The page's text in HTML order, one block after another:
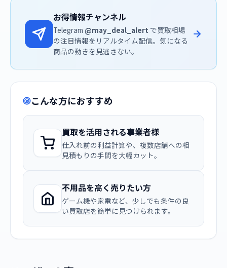
お得情報チャンネル
Telegram @may_deal_alert で買取相場
の注目情報をリアルタイム配信。気になる
商品の動きを見逃さない。
こんな方におすすめ
買取を活用される事業者様
仕入れ前の利益計算や、複数店舗への相
見積もりの手間を大幅カット。
不用品を高く売りたい方
ゲーム機や家電など、少しでも条件の良
い買取店を簡単に見つけられます。